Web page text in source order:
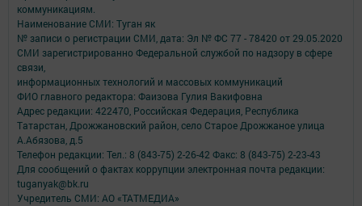
коммуникациям.
Наименование СМИ: Туган як
№ записи о регистрации СМИ, дата: Эл № ФС 77 - 78420 от 29.05.2020
СМИ зарегистрированно Федеральной службой по надзору в сфере
связи,
информационных технологий и массовых коммуникаций
ФИО главного редактора: Фаизова Гулия Вакифовна
Адрес редакции: 422470, Российская Федерация, Республика
Татарстан, Дрожжановский район, село Старое Дрожжаное улица
А.Абязова, д.5
Телефон редакции: Тел.: 8 (843-75) 2-26-42 Факс: 8 (843-75) 2-23-43
Для сообщений о фактах коррупции электронная почта редакции:
tuganyak@bk.ru
Учредитель СМИ: АО «ТАТМЕДИА»